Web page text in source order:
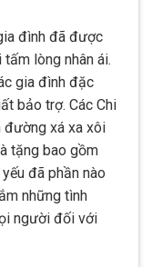
đình đã được
lòng nhân ái.
gia đình đặc
bảo trợ. Các Chi
đường xá xa xôi
tặng bao gồm
đã phần nào
những tình
người đối với